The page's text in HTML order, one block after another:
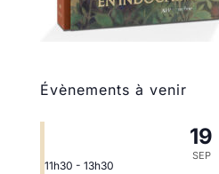
Évènements à venir
19
SEP
11h30 - 13h30